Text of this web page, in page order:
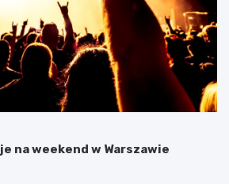
na weekend w Warszawie